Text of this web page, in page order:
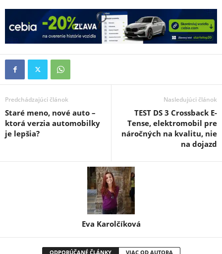
Predchádzajúci článok
Staré meno, nové auto –
ktorá verzia automobilky
je lepšia?
Nasledujúci článok
TEST DS 3 Crossback E-
Tense, elektromobil pre
náročných na kvalitu, nie
na dojazd
Eva Karolčíková
ODPORÚČANÉ ČLÁNKY VIAC OD AUTORA